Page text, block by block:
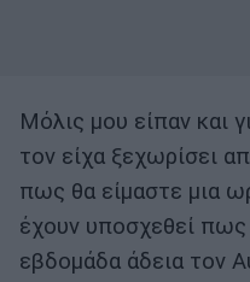
Μόλις μου είπαν και
τον είχα ξεχωρίσει
πως θα είμαστε μια
έχουν υποσχεθεί
εβδομάδα άδεια τον